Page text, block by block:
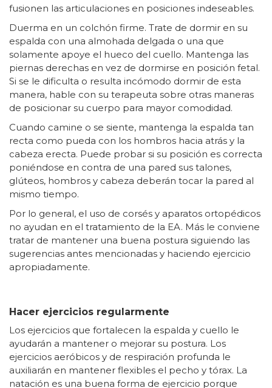
fusionen las articulaciones en posiciones indeseables.
Duerma en un colchón firme. Trate de dormir en su
espalda con una almohada delgada o una que
solamente apoye el hueco del cuello. Mantenga las
piernas derechas en vez de dormirse en posición fetal.
Si se le dificulta o resulta incómodo dormir de esta
manera, hable con su terapeuta sobre otras maneras
de posicionar su cuerpo para mayor comodidad.
Cuando camine o se siente, mantenga la espalda tan
recta como pueda con los hombros hacia atrás y la
cabeza erecta. Puede probar si su posición es correcta
poniéndose en contra de una pared sus talones,
glúteos, hombros y cabeza deberán tocar la pared al
mismo tiempo.
Por lo general, el uso de corsés y aparatos ortopédicos
no ayudan en el tratamiento de la EA. Más le conviene
tratar de mantener una buena postura siguiendo las
sugerencias antes mencionadas y haciendo ejercicio
apropiadamente.
Hacer ejercicios regularmente
Los ejercicios que fortalecen la espalda y cuello le
ayudarán a mantener o mejorar su postura. Los
ejercicios aeróbicos y de respiración profunda le
auxiliarán en mantener flexibles el pecho y tórax. La
natación es una buena forma de ejercicio porque